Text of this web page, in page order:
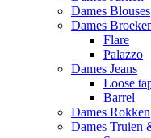
Dames Blouses
Dames
Flare
Palazzo
Dames Jeans
Loose
Barrel
Dames Rokken
Dames Truien